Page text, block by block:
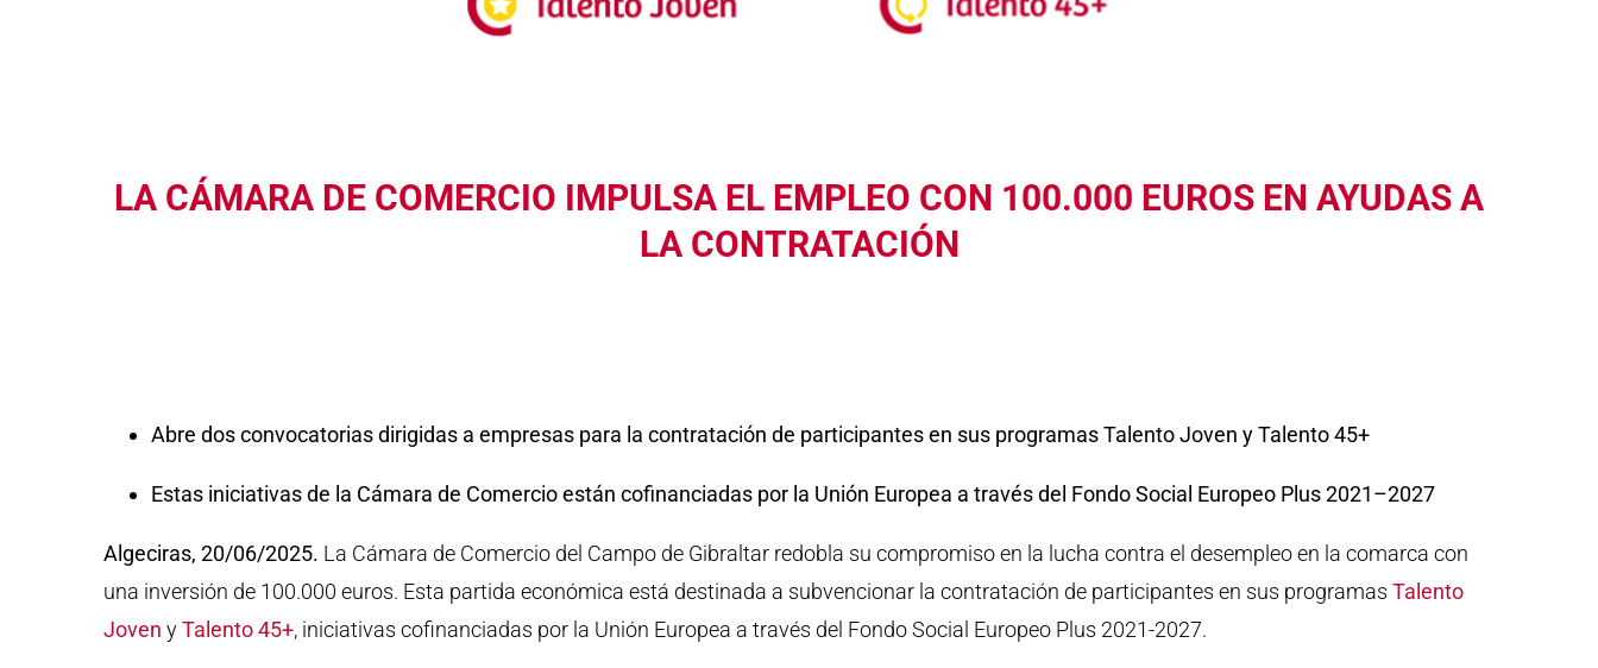
LA CÁMARA DE COMERCIO IMPULSA EL EMPLEO CON 100.000 EUROS EN AYUDAS A
LA CONTRATACIÓN
Abre dos convocatorias dirigidas a empresas para la contratación de participantes en sus programas Talento Joven y Talento 45+
Estas iniciativas de la Cámara de Comercio están cofinanciadas por la Unión Europea a través del Fondo Social Europeo Plus 2021–2027
Algeciras, 20/06/2025. La Cámara de Comercio del Campo de Gibraltar redobla su compromiso en la lucha contra el desempleo en la comarca con
una inversión de 100.000 euros. Esta partida económica está destinada a subvencionar la contratación de participantes en sus programas Talento
Joven yTalento 45+, iniciativas cofinanciadas por la Unión Europea a través del Fondo Social Europeo Plus 2021-2027.